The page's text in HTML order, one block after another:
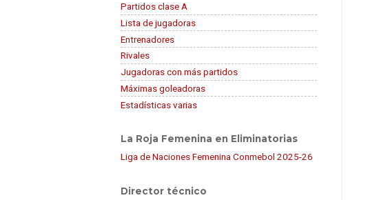
Partidos clase A
Lista de jugadoras
Entrenadores
Rivales
Jugadoras con más partidos
Máximas goleadoras
Estadísticas varias
La Roja Femenina en Eliminatorias
Liga de Naciones Femenina Conmebol 2025-26
Director técnico